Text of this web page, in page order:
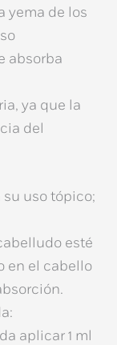
yema de los
absorba
ya que la
del
uso tópico;
esté
en el cabello
aplicar 1 ml